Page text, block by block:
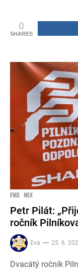
0
SHARES
FMX MIX
Petr Pilát:
ročník
Eva 25. 6.
Dvacátý ročník